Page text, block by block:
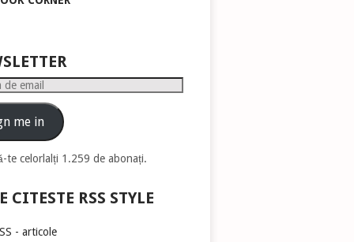
me in
te celorlalți 1.259 de abonați.
CITESTE RSS STYLE
- articole